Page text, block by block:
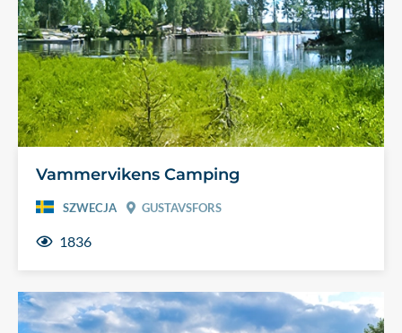
Vammervikens Camping
SZWECJA GUSTAVSFORS
1836